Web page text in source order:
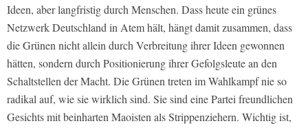
Ideen, aber langfristig durch Menschen. Dass heute ein grünes
Netzwerk Deutschland in Atem hält, hängt damit zusammen, dass
die Grünen nicht allein durch Verbreitung ihrer Ideen gewonnen
hätten, sondern durch Positionierung ihrer Gefolgsleute an den
Schaltstellen der Macht. Die Grünen treten im Wahlkampf nie so
radikal auf, wie sie wirklich sind. Sie sind eine Partei freundlichen
Gesichts mit beinharten Maoisten als Strippenziehern. Wichtig ist,